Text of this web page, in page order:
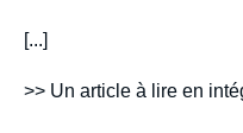
[...]
>> Un article à lire en